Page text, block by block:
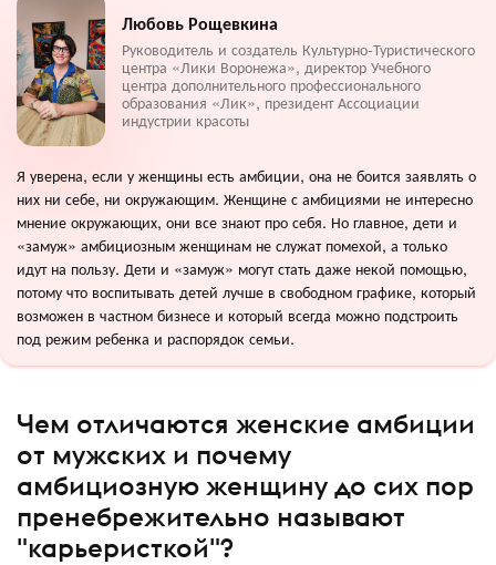
Любовь Рощевкина
Руководитель и создатель Культурно-Туристического
центра «Лики Воронежа», директор Учебного
центра дополнительного профессионального
образования «Лик», президент Ассоциации
индустрии красоты
Я уверена, если у женщины есть амбиции, она не боится заявлять о
них ни себе, ни окружающим. Женщине с амбициями не интересно
мнение окружающих, они все знают про себя. Но главное, дети и
«замуж» амбициозным женщинам не служат помехой, а только
идут на пользу. Дети и «замуж» могут стать даже некой помощью,
потому что воспитывать детей лучше в свободном графике, который
возможен в частном бизнесе и который всегда можно подстроить
под режим ребенка и распорядок семьи.
Чем отличаются женские амбиции
от мужских и почему
амбициозную женщину до сих пор
пренебрежительно называют
"карьеристкой"?